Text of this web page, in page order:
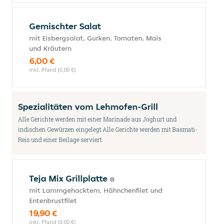
Gemischter Salat
mit Eisbergsalat, Gurken, Tomaten, Mais
und Kräutern
6,00 €
inkl. Pfand (0,00 €)
Spezialitäten vom Lehmofen-Grill
Alle Gerichte werden mit einer Marinade aus Joghurt und
indischen Gewürzen eingelegt.Alle Gerichte werden mit Basmati-
Reis und einer Beilage serviert.
Teja Mix Grillplatte
mit Lammgehacktem, Hähnchenfilet und
Entenbrustfilet
19,90 €
inkl. Pfand (0,00 €)